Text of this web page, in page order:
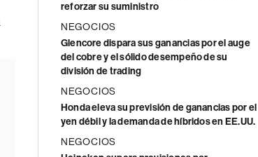
reforzar su suministro
NEGOCIOS
Glencore dispara sus ganancias por el auge
del cobre y el sólido desempeño de su
división de trading
NEGOCIOS
Honda eleva su previsión de ganancias por el
yen débil y la demanda de híbridos en EE.UU.
NEGOCIOS